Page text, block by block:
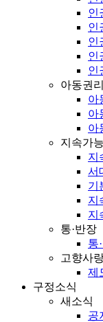
인
인
인
인
인
아동권
아
아
아
지속가
지
서
기
지
지
통·반장
통
고향사
제
구정소식
새소식
공